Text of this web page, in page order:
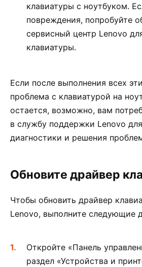
клавиатуры с ноутбуком.
повреждения, попробуйте
сервисный центр Lenovo
клавиатуры.
Если после выполнения всех
проблема с клавиатурой на
остается, возможно, вам
в службу поддержки Lenovo
диагностики и решения
Обновите драйвер
Чтобы обновить драйвер
Lenovo, выполните следующие
Откройте «Панель
раздел «Устройства и